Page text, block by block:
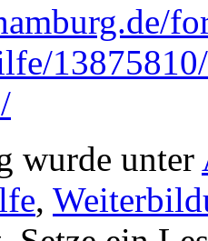
wurde unter
,